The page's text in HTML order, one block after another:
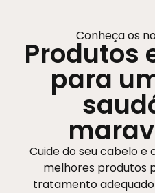
Conheça os
Produtos
para
Cuide do seu cabelo e
melhores produtos
tratamento adequado